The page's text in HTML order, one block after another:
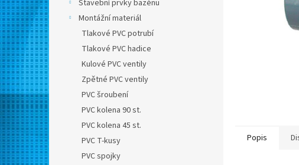
Stavební prvky bazénu
Montážní materiál
Tlakové PVC potrubí
Tlakové PVC hadice
Kulové PVC ventily
Zpětné PVC ventily
PVC šroubení
PVC kolena 90 st.
PVC kolena 45 st.
PVC T-kusy
PVC spojky
Popis